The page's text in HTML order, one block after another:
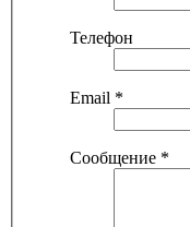
Телефон
Email *
Сообщение *